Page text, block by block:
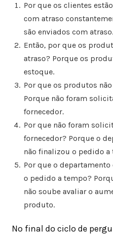
Por que os clientes
com atraso
são enviados com atraso.
Então, por que os
atraso? Porque os
estoque.
Por que os produtos
Porque não foram
fornecedor.
Por que não foram
fornecedor? Porque o
não finalizou o pedido a
Por que o
o pedido a tempo?
não soube avaliar o
produto.
No final do ciclo de